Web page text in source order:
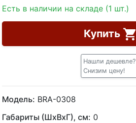
Есть в наличии на складе (1 шт.)
Купить
Нашли дешевле?
Снизим цену!
Модель: BRA-0308
Габариты (ШхВхГ), см: 0